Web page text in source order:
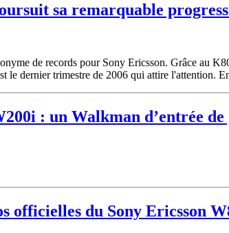
sa remarquable
de records pour Sony Ericsson. Grâce au
le dernier trimestre de 2006 qui attire l'attention.
: un Walkman d’entrée de
officielles du Sony Ericsson